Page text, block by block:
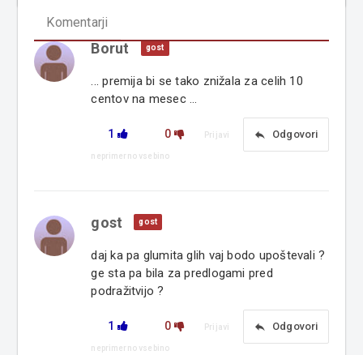
Komentarji
Borut gost
... premija bi se tako znižala za celih 10
centov na mesec ...
1 0 reply Odgovori
Prijavi
neprimerno vsebino
gost gost
daj ka pa glumita glih vaj bodo upoštevali ?
ge sta pa bila za predlogami pred
podražitvijo ?
1 0 reply Odgovori
Prijavi
neprimerno vsebino